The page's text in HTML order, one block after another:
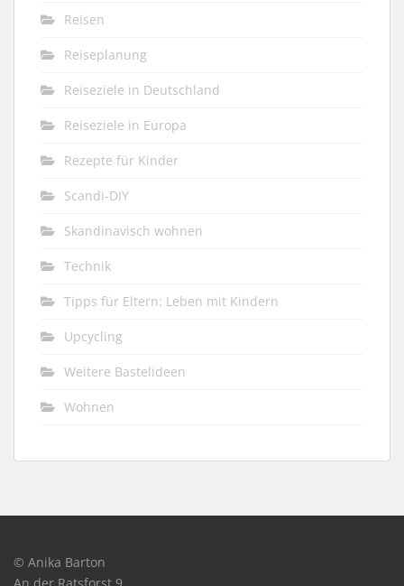
Reisen
Reiseplanung
Reiseziele in Deutschland
Reiseziele in Europa
Rezepte für Kinder
Scandi-DIY
Skandinavisch wohnen
Technik
Tipps für Eltern: Leben mit Kindern
Upcycling
Weitere Bastelideen
Wohnen
© Anika Barton